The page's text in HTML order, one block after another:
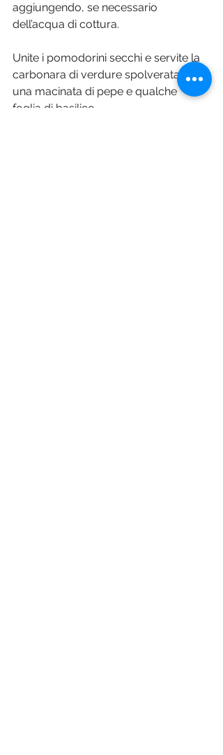
aggiungendo, se necessario
dell’acqua di cottura.
Unite i pomodorini secchi e servite la
carbonara di verdure spolverata da
una macinata di pepe e qualche
foglia di basilico.